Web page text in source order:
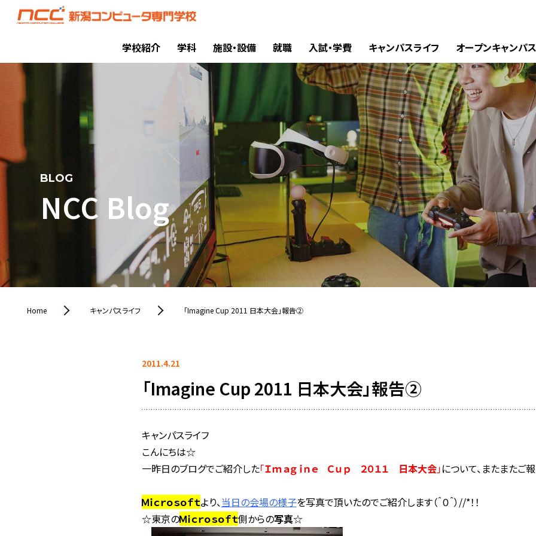
学校紹介 学科 施設・設備 就職 入試・学費 キャンパスライフ オープンキャンパス
BLOG
NCC Blog
Home キャンパスライフ 「Imagine Cup 2011 日本大会」報告②
2011.4.21
「Imagine Cup 2011 日本大会」報告②
キャンパスライフ
こんにちは☆
一昨日のブログでご紹介した「Ｉｍａｇｉｎｅ Ｃｕｐ ２０１１ 日本大会」について、またまたご
Ｍｉｃｒｏｓｏｆｔより、当日の会場の様子を写真で頂いたのでご紹介します（＾０＾）//*！！
☆東京のＭｉｃｒｏｓｏｆｔ側からの写真☆